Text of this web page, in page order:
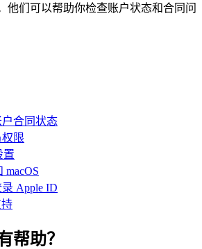
他们可以帮助你检查账户状态和合同问
合同状态
限
置
macOS
Apple ID
帮助？